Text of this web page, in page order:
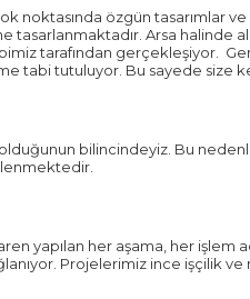
noktasında özgün tasarımlar
tasarlanmaktadır. Arsa halinde
tarafından gerçekleşiyor.
tabi tutuluyor. Bu sayede size
bilincindeyiz. Bu
yapılan her aşama, her işlem
Projelerimiz ince işçilik